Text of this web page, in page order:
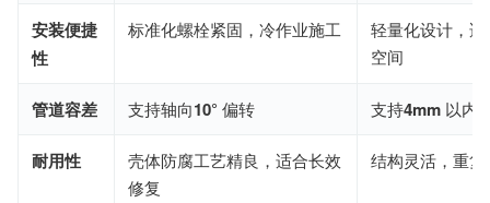
安装便捷
性
标准化螺栓紧固，冷作业施工
轻量化设计，
空间
管道容差 支持轴向10° 偏转 支持4mm 以内
耐用性
壳体防腐工艺精良，适合长效
修复
结构灵活，重